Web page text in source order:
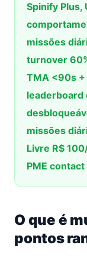
Spinify
missões
turnover
TMA <90s
leaderboard
missões
Livre R$
PME
O que é
pontos